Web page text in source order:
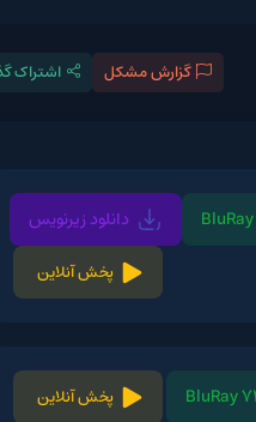
مشکل اشتراک گذاری
دانلود زیرنویس
پخش آنلاین